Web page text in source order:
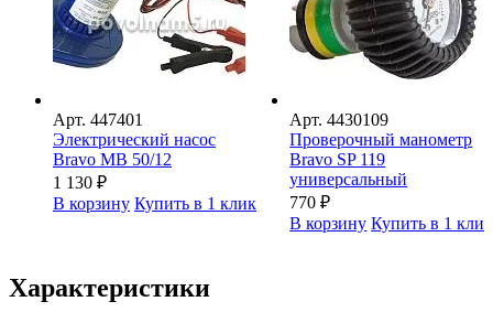
Арт. 447401
Электрический насос
Bravo MB 50/12
1 130 ₽
В корзину Купить в 1 клик
Арт.4430109
Проверочный манометр
Bravo SP 119
универсальный
770₽
В корзину Купить в 1 клик
Характеристики